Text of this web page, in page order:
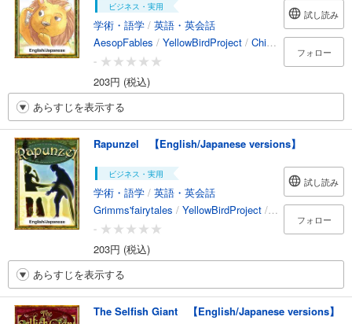
ビジネス・実用
学術・語学 / 英語・英会話
AesopFables / YellowBirdProject / Chihiro /ErikoOkada
-
203円 (税込)
試し読み
フォロー
あらすじを表示する
Rapunzel 【English/Japanese versions】
ビジネス・実用
学術・語学 / 英語・英会話
Grimms'fairytales / YellowBirdProject / kotokoto/
-
203円 (税込)
試し読み
フォロー
あらすじを表示する
The Selfish Giant 【English/Japanese versions】